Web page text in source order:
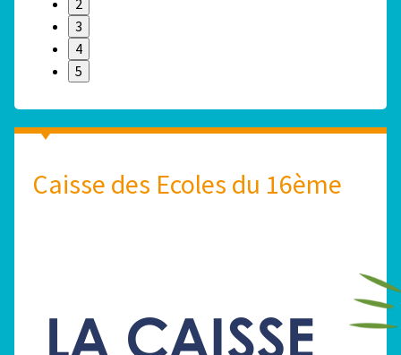
2
3
4
5
Caisse des Ecoles du 16ème